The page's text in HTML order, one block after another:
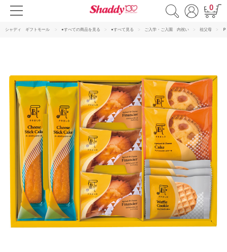
0
シャディ ギフトモール ●すべての商品を見る ●すべて見る ご入学・ご入園 内祝い 祖父母